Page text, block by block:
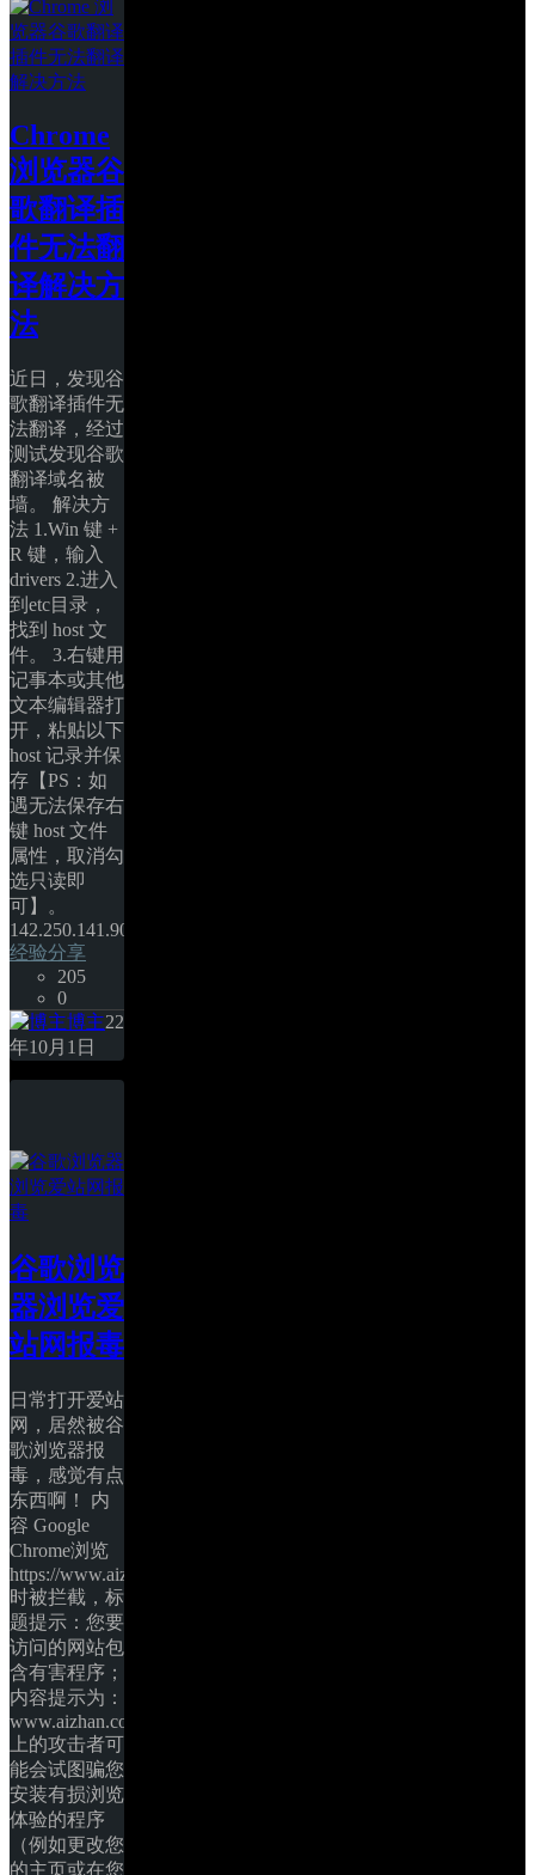
Chrome
浏览器谷
歌翻译插
件无法翻
译解决方
法
近日，发现谷
歌翻译插件无
法翻译，经过
测试发现谷歌
翻译域名被
墙。 解决方
法 1.Win 键 +
R 键，输入
drivers 2.进入
到etc目录，
找到 host 文
件。 3.右键用
记事本或其他
文本编辑器打
开，粘贴以下
host 记录并保
存【PS：如
遇无法保存右
键 host 文件
属性，取消勾
选只读即
可】。
142.250.141.90 translate.googleapis.com&nbs…
经验分享
205
0
博主22
年10月1日
谷歌浏览
器浏览爱
站网报毒
日常打开爱站
网，居然被谷
歌浏览器报
毒，感觉有点
东西啊！ 内
容 Google
Chrome浏览
https://www.aizhan.com
时被拦截，标
题提示：您要
访问的网站包
含有害程序；
内容提示为：
www.aizhan.com
上的攻击者可
能会试图骗您
安装有损浏览
体验的程序
（例如更改您
的主页或在您